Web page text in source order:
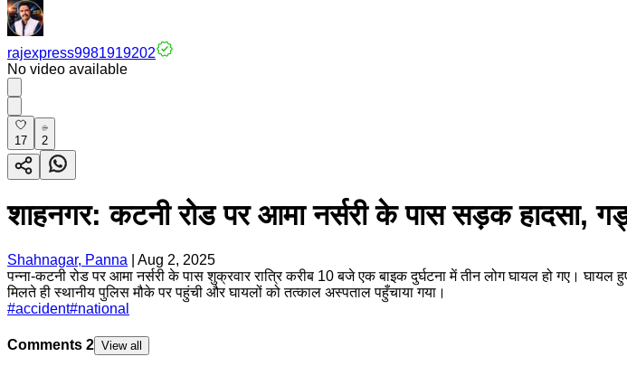
rajexpress9981919202
No video available
17 2
शाहनगर: कटनी रोड पर आमा नर्सरी के पास सड़क हादसा,
Shahnagar, Panna
Aug 2, 2025
पन्ना-कटनी रोड पर आमा नर्सरी के पास शुक्रवार रात्रि करीब 10 बजे एक बाइक दुर्घटना में तीन लोग घायल हो गए। घायल
मिलते ही स्थानीय पुलिस मौके पर पहुंची और घायलों को तत्काल अस्पताल पहुँचाया गया।
#accident#national
Comments 2 View all